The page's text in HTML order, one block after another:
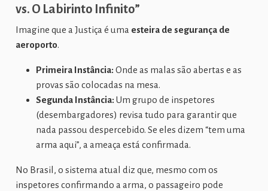
vs. O Labirinto Infinito”
Imagine que a Justiça é uma esteira de segurança de
aeroporto.
Primeira Instância: Onde as malas são abertas e as
provas são colocadas na mesa.
Segunda Instância: Um grupo de inspetores
(desembargadores) revisa tudo para garantir que
nada passou despercebido. Se eles dizem “tem uma
arma aqui”, a ameaça está confirmada.
No Brasil, o sistema atual diz que, mesmo com os
inspetores confirmando a arma, o passageiro pode